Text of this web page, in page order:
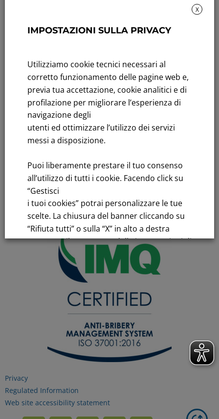
Title performance: On the stock Exchange
Tenders: All Tenders
FNM S.p.A.
Headquarters in Milan, Piazzale Cadorna, 14
fnm@legalmail.it
Register of Companies
C.F.and VAT number 00776140154
C.C.I.AA. Milano – REA 28331
Privacy
Regulated Information
Web site accessibility statement
X
IMPOSTAZIONI SULLA PRIVACY
Utilizziamo cookie tecnici necessari al
corretto funzionamento delle pagine web e,
previa tua accettazione, cookie analitici e di
profilazione per migliorare l’esperienza di
navigazione degli
utenti ed ottimizzare l’utilizzo dei servizi
messi a disposizione.
Puoi liberamente prestare il tuo consenso
all’utilizzo di tutti i cookie. Facendo click su
“Gestisci
i tuoi cookies” potrai personalizzare le tue
scelte. La chiusura del banner cliccando su
“Rifiuta tutti” o sulla “X” in alto a destra
comporta il permanere delle impostazioni di
default e la continuazione della navigazione
in assenza di cookie o altri strumenti di
tracciamento diversi da quelli tecnici.
Per maggiori informazioni consulta la
Informativa sui dati personali e cookie